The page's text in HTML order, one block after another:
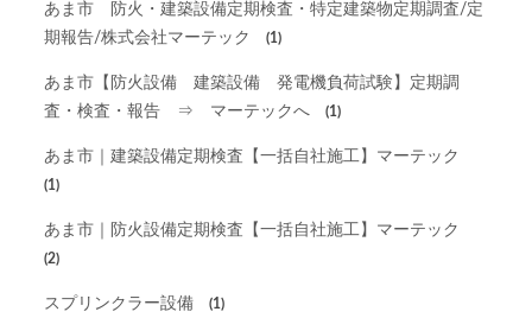
あま市 防火・建築設備定期検査・特定建築物定期調査/定
期報告/株式会社マーテック
(1)
あま市【防火設備 建築設備 発電機負荷試験】定期調
査・検査・報告 ⇒ マーテックへ
(1)
あま市｜建築設備定期検査【一括自社施工】マーテック
(1)
あま市｜防火設備定期検査【一括自社施工】マーテック
(2)
スプリンクラー設備 (1)